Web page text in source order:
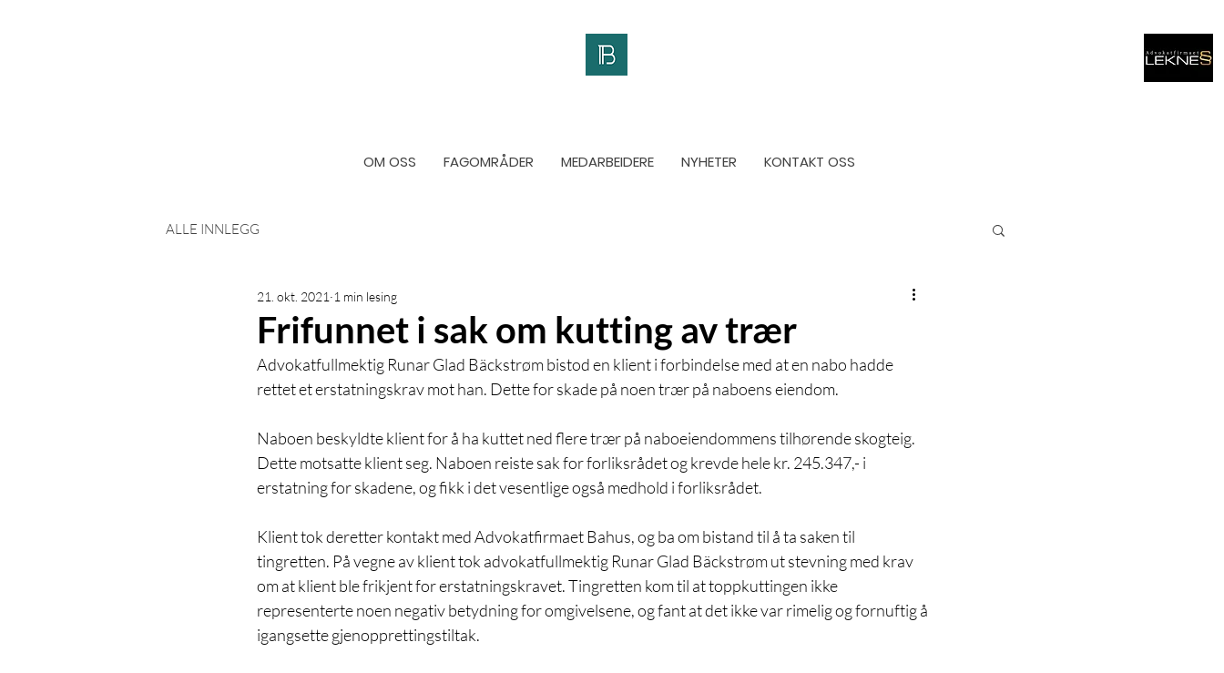
OM OSS FAGOMRÅDER MEDARBEIDERE NYHETER KONTAKT OSS
ALLE INNLEGG
Frifunnet i sak om kutting av trær
21. okt. 2021 1 min lesing
Advokatfullmektig Runar Glad Bäckstrøm bistod en klient i forbindelse med at en nabo hadde
rettet et erstatningskrav mot han. Dette for skade på noen trær på naboens eiendom.
Naboen beskyldte klient for å ha kuttet ned flere trær på naboeiendommens tilhørende skogteig.
Dette motsatte klient seg. Naboen reiste sak for forliksrådet og krevde hele kr. 245.347,- i
erstatning for skadene, og fikk i det vesentlige også medhold i forliksrådet.
Klient tok deretter kontakt med Advokatfirmaet Bahus, og ba om bistand til å ta saken til
tingretten. På vegne av klient tok advokatfullmektig Runar Glad Bäckstrøm ut stevning med krav
om at klient ble frikjent for erstatningskravet. Tingretten kom til at toppkuttingen ikke
representerte noen negativ betydning for omgivelsene, og fant at det ikke var rimelig og fornuftig å
igangsette gjenopprettingstiltak.